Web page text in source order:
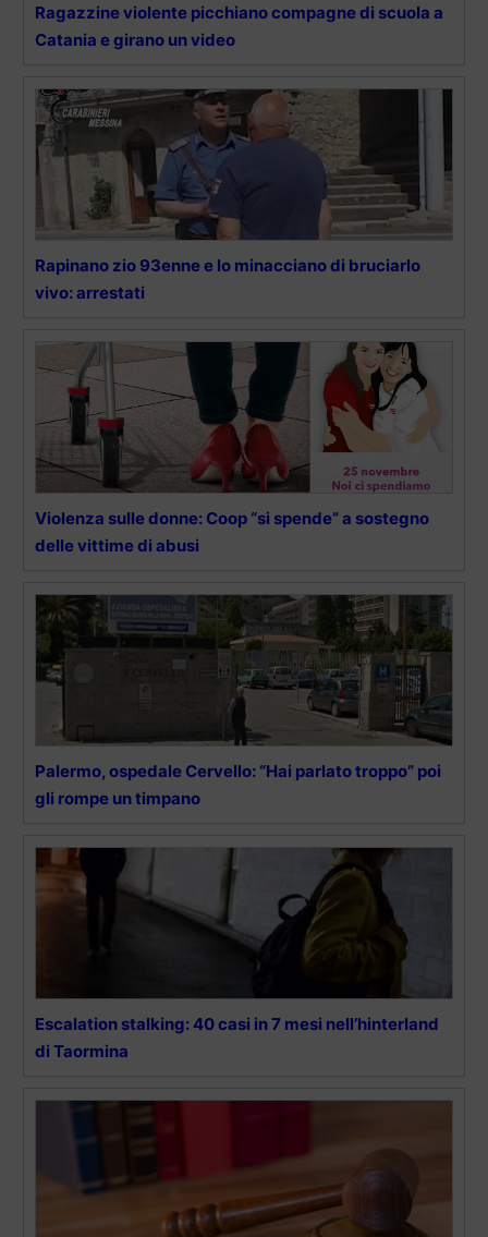
Ragazzine violente picchiano compagne di scuola a
Catania e girano un video
Rapinano zio 93enne e lo minacciano di bruciarlo
vivo: arrestati
Violenza sulle donne: Coop “si spende” a sostegno
delle vittime di abusi
Palermo, ospedale Cervello: “Hai parlato troppo” poi
gli rompe un timpano
Escalation stalking: 40 casi in 7 mesi nell’hinterland
di Taormina